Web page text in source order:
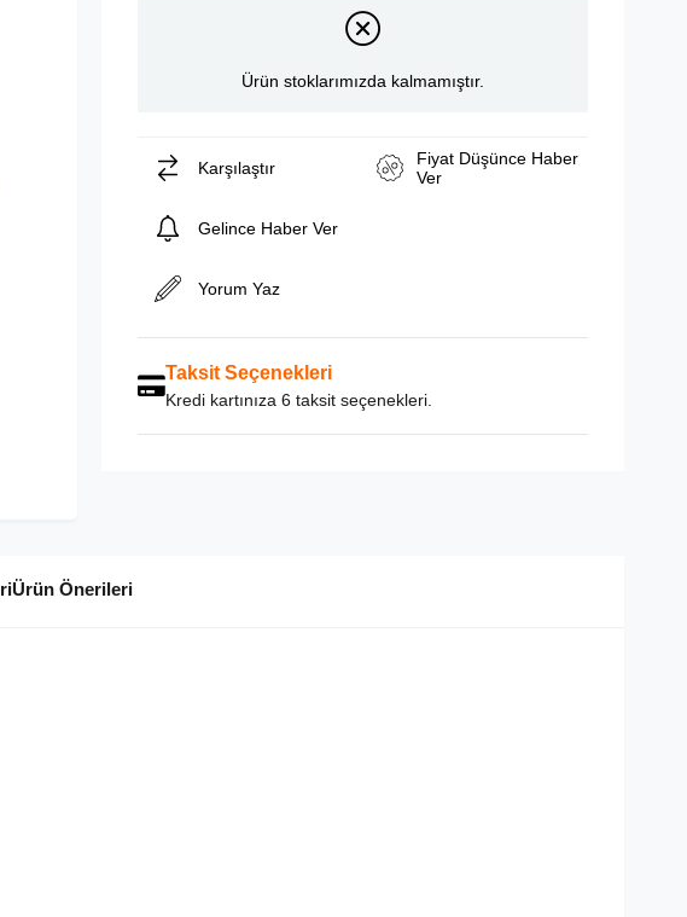
Ürün stoklarımızda kalmamıştır.
Karşılaştır
Fiyat Düşünce Haber
Ver
Gelince Haber Ver
Yorum Yaz
Taksit Seçenekleri
Kredi kartınıza 6 taksit seçenekleri.
Ürün Önerileri